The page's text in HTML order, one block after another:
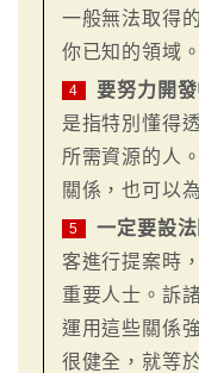
一般無法取得
你已知的領域。
4 要努力開
是指特別懂得
所需資源的人
關係，也可以
5 一定要設
客進行提案時
重要人士。訴
運用這些關係
很健全，就等